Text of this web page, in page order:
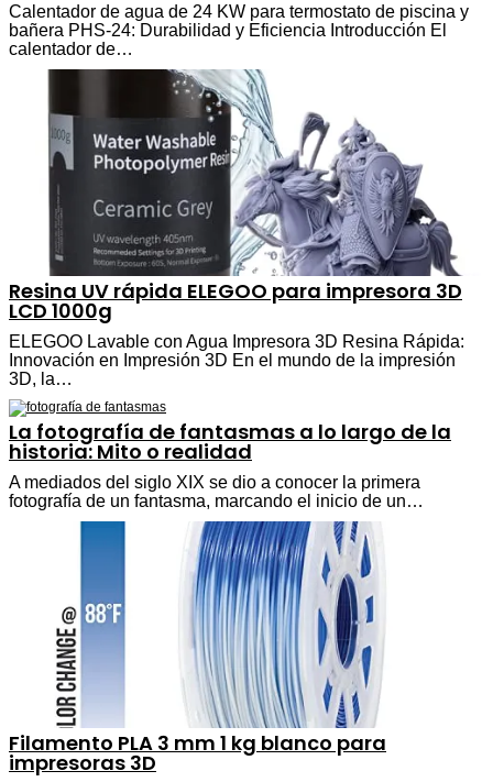
Calentador de agua de 24 KW para termostato de piscina y
bañera PHS-24: Durabilidad y Eficiencia Introducción El
calentador de…
Resina UV rápida ELEGOO para impresora 3D
LCD 1000g
ELEGOO Lavable con Agua Impresora 3D Resina Rápida:
Innovación en Impresión 3D En el mundo de la impresión
3D, la…
La fotografía de fantasmas a lo largo de la
historia: Mito o realidad
A mediados del siglo XIX se dio a conocer la primera
fotografía de un fantasma, marcando el inicio de un…
Filamento PLA 3 mm 1 kg blanco para
impresoras 3D